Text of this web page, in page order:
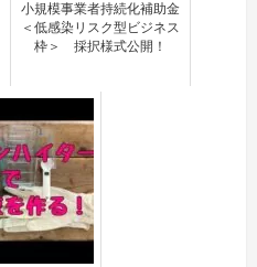
小規模事業者持続化補助金
＜低感染リスク型ビジネス
枠＞ 採択様式公開！